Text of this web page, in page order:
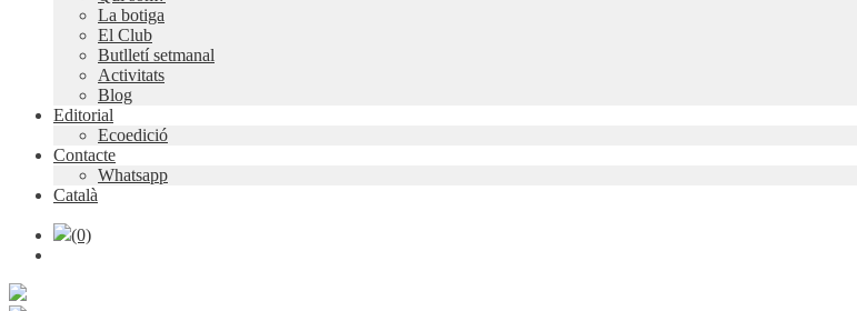
La botiga
El Club
Butlletí setmanal
Activitats
Blog
Editorial
Ecoedició
Contacte
Whatsapp
Català
(0)